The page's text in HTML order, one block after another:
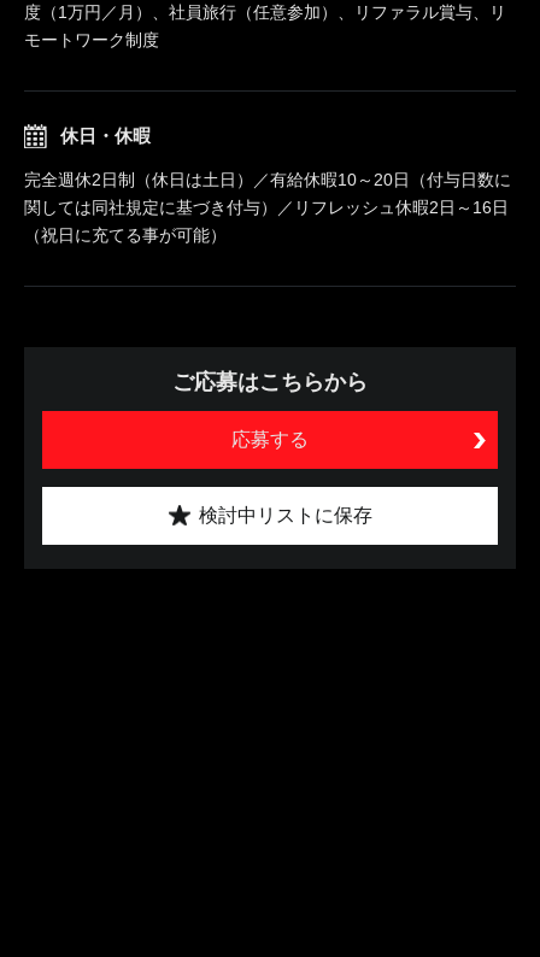
度（1万円／月）、社員旅行（任意参加）、リファラル賞与、リ
モートワーク制度
休日・休暇
完全週休2日制（休日は土日）／有給休暇10～20日（付与日数に
関しては同社規定に基づき付与）／リフレッシュ休暇2日～16日
（祝日に充てる事が可能）
ご応募はこちらから
応募する
検討中リストに保存